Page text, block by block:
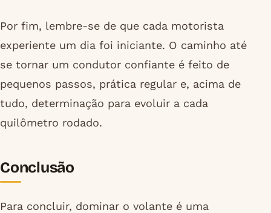
Por fim, lembre-se de que cada motorista
experiente um dia foi iniciante. O caminho até
se tornar um condutor confiante é feito de
pequenos passos, prática regular e, acima de
tudo, determinação para evoluir a cada
quilômetro rodado.
Conclusão
Para concluir, dominar o volante é uma